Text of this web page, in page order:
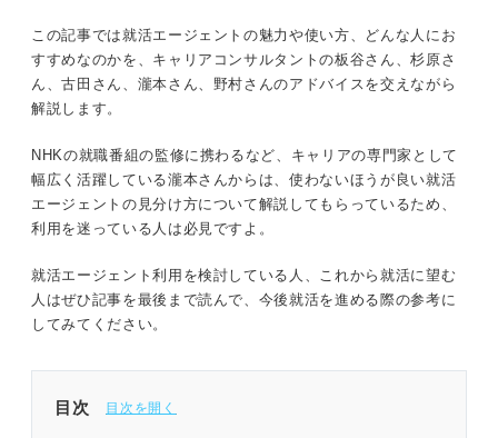
この記事では就活エージェントの魅力や使い方、どんな人にお
すすめなのかを、キャリアコンサルタントの板谷さん、杉原さ
ん、古田さん、瀧本さん、野村さんのアドバイスを交えながら
解説します。
NHKの就職番組の監修に携わるなど、キャリアの専門家として
幅広く活躍している瀧本さんからは、使わないほうが良い就活
エージェントの見分け方について解説してもらっているため、
利用を迷っている人は必見ですよ。
就活エージェント利用を検討している人、これから就活に望む
人はぜひ記事を最後まで読んで、今後就活を進める際の参考に
してみてください。
目次